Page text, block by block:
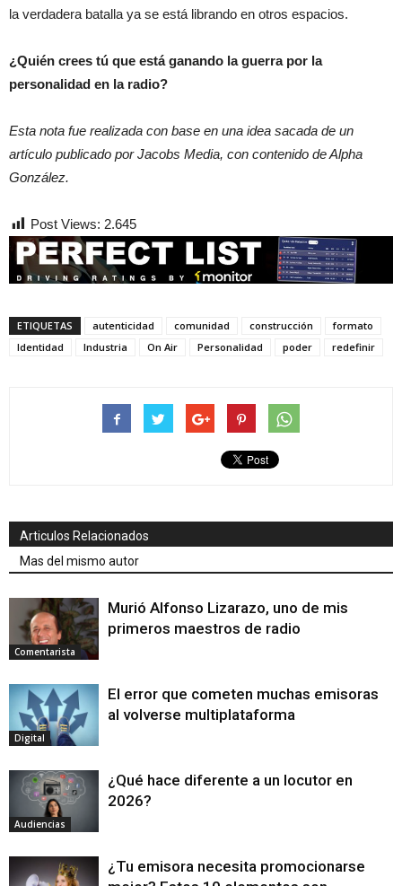
la verdadera batalla ya se está librando en otros espacios.
¿Quién crees tú que está ganando la guerra por la
personalidad en la radio?
Esta nota fue realizada con base en una idea sacada de un
artículo publicado por Jacobs Media, con contenido de Alpha
González.
Post Views: 2.645
ETIQUETAS autenticidad comunidad construcción
formato
Identidad
Industria On Air Personalidad poder redefinir
Articulos Relacionados
Mas del mismo autor
Comentarista
Murió Alfonso Lizarazo, uno de mis
primeros maestros de radio
Digital
El error que cometen muchas emisoras
al volverse multiplataforma
Audiencias
¿Qué hace diferente a un locutor en
2026?
¿Tu emisora necesita promocionarse